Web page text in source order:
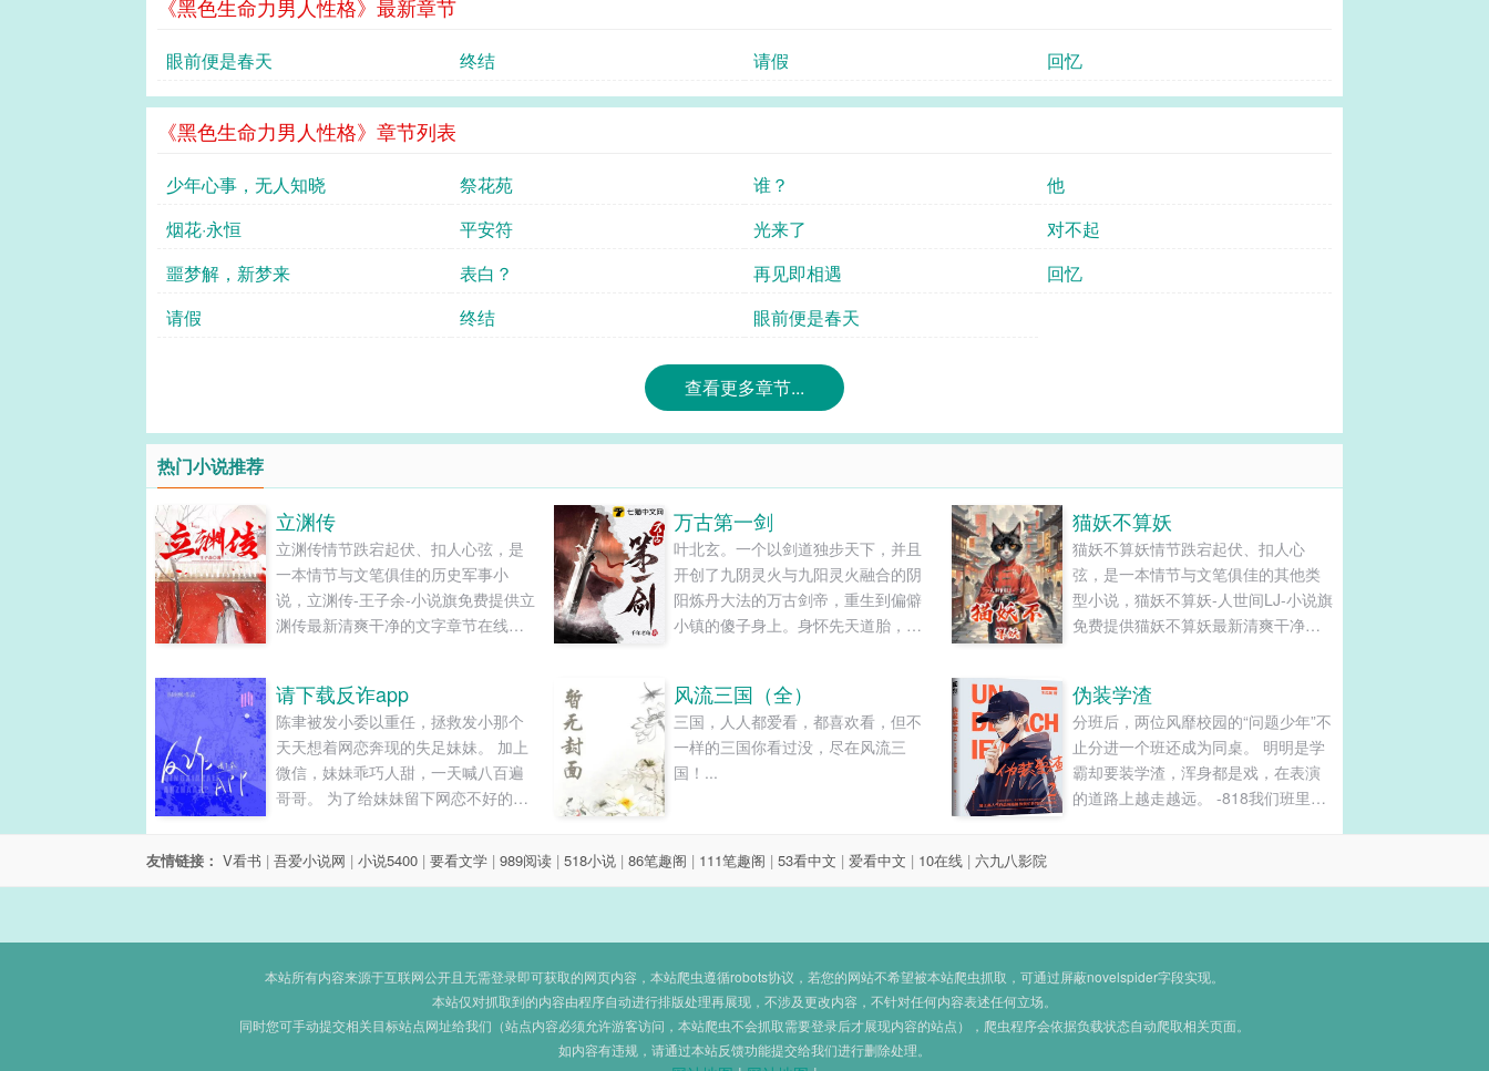
《黑色生命力男人性格》最新章节
眼前便是春天 终结 请假 回忆
《黑色生命力男人性格》章节列表
少年心事，无人知晓 祭花苑 谁？
他
烟花·永恒
平安符 光来了
对不起
噩梦解，新梦来
表白？ 再见即相遇
回忆
请假
终结 眼前便是春天
查看更多章节...
热门小说推荐
立渊传
立渊传情节跌宕起伏、扣人心弦，是
一本情节与文笔俱佳的历史军事小
说，立渊传-王子余-小说旗免费提供立
渊传最新清爽干净的文字章节在线阅
万古第一剑
叶北玄。一个以剑道独步天下，并且
开创了九阴灵火与九阳灵火融合的阴
阳炼丹大法的万古剑帝，重生到偏僻
小镇的傻子身上。身怀先天道胎，手
猫妖不算妖
猫妖不算妖情节跌宕起伏、扣人心
弦，是一本情节与文笔俱佳的其他类
型小说，猫妖不算妖-人世间LJ-小说旗
免费提供猫妖不算妖最新清爽干净的
请下载反诈app
陈聿被发小委以重任，拯救发小那个
天天想着网恋奔现的失足妹妹。 加上
微信，妹妹乖巧人甜，一天喊八百遍
哥哥。 为了给妹妹留下网恋不好的印
遍。 陈聿：“把其他男人都删了。” 妹
妹：“可以哦！哥哥看，都清理干净
聿：“有点无聊，发张照片看看。” 妹
妹：“可以哦！哥哥还想看哪里？”
【图片】 陈聿：啧。 然而日夜相处，
风流三国（全）
三国，人人都爱看，都喜欢看，但不
一样的三国你看过没，尽在风流三
国！...
伪装学渣
分班后，两位风靡校园的“问题少年”不
止分进一个班还成为同桌。 明明是学
霸却要装学渣，浑身都是戏，在表演
的道路上越走越远。 -818我们班里每
要空口鉴抄啊！！有锤上锤，没有就
不尊重人的！！！ 微博@炸天黄...
友情链接： V看书 | 吾爱小说网 | 小说5400 | 要看文学 | 989阅读 | 518小说 | 86笔趣阁 | 111笔趣阁 | 53看中文 | 爱看中文 | 10在线 | 六九八影院
本站所有内容来源于互联网公开且无需登录即可获取的网页内容，本站爬虫遵循robots协议，若您的网站不希望被本站爬虫抓取，可通过屏蔽novelspider字段实现。
本站仅对抓取到的内容由程序自动进行排版处理再展现，不涉及更改内容，不针对任何内容表述任何立场。
同时您可手动提交相关目标站点网址给我们（站点内容必须允许游客访问，本站爬虫不会抓取需要登录后才展现内容的站点），爬虫程序会依据负载状态自动爬取相关页面。
如内容有违规，请通过本站反馈功能提交给我们进行删除处理。